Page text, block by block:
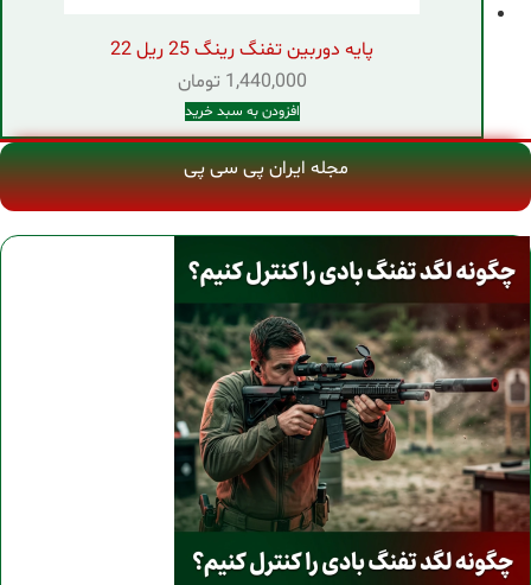
پایه دوربین تفنگ رینگ 25 ریل 22
1,440,000 تومان
افزودن به سبد خرید
مجله ایران پی سی پی